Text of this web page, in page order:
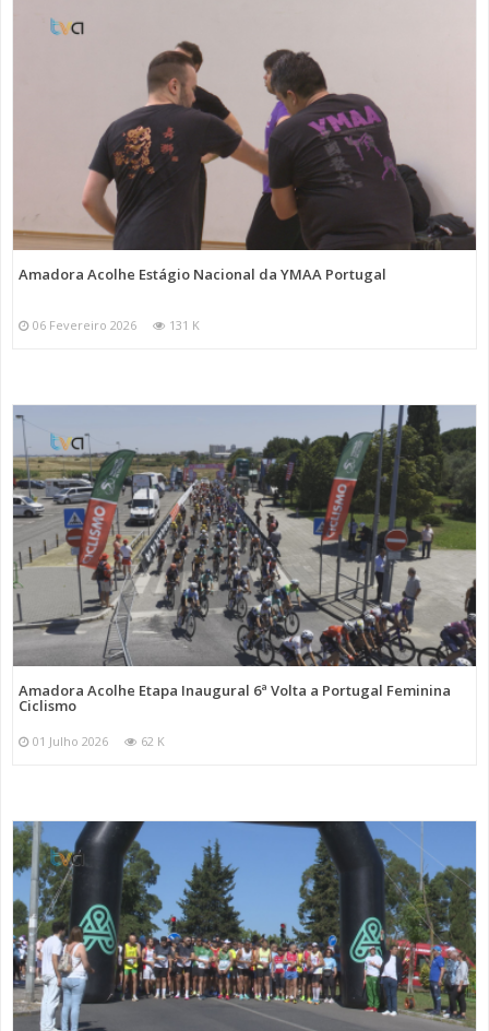
Amadora Acolhe Estágio Nacional da YMAA Portugal
06 Fevereiro 2026 131 K
Amadora Acolhe Etapa Inaugural 6ª Volta a Portugal Feminina
Ciclismo
01 Julho 2026 62 K